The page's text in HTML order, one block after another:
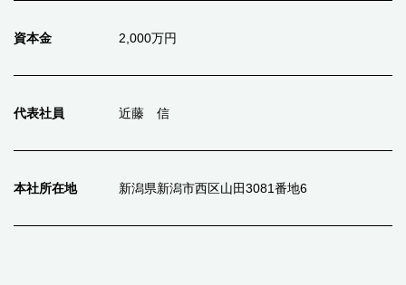
資本金 2,000万円
代表社員 近藤 信
本社所在地 新潟県新潟市西区山田3081番地6